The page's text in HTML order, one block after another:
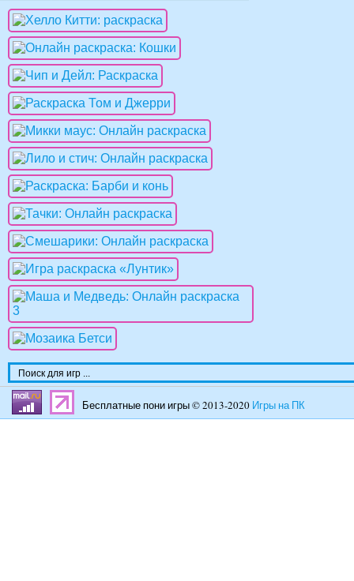
Бесплатные пони игры © 2013-2020 Игры на ПК